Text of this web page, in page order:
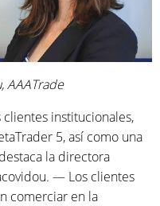
AAATrade
institucionales,
5, así como una
la directora
— Los clientes
comerciar en la